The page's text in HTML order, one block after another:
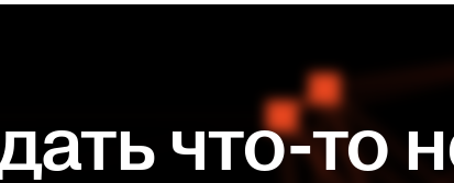
что-то